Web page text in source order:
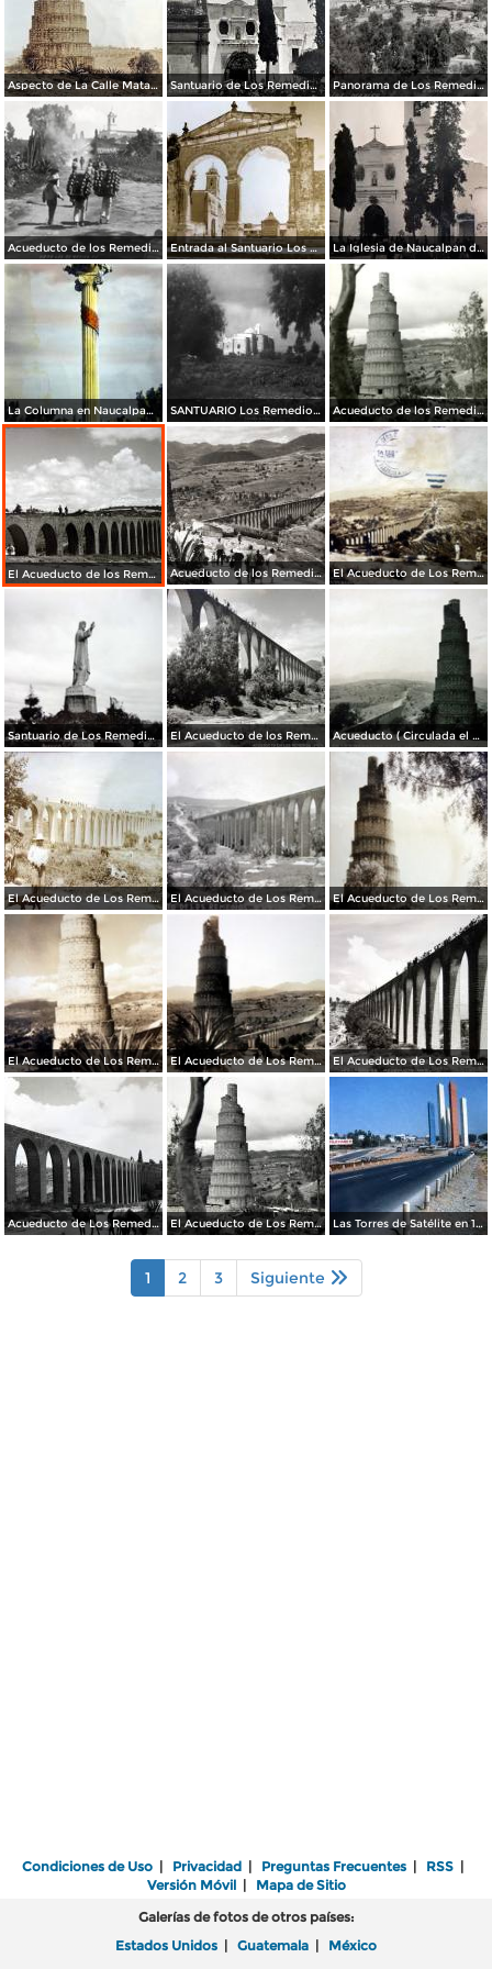
Aspecto de La Calle Matamoros ( Circulada el 21 de Julio de 1931 ). Santuario de Los Remedios Naucalpan de Juárez, Edo de México. Panorama de Los Remedios.
Acueducto de los Remedios Entrada al Santuario Los Remedios Naucalpan de Juárez Edo de México. La Iglesia de Naucalpan de Juárez, Edo de México Por el Fotógrafo Hugo Brehme.
La Columna en Naucalpan de Juárez, Edo de México. SANTUARIO Los Remedios Naucalpan de Juárez Edo de México. Acueducto de los Remedios
El Acueducto de los Remedios. Acueducto de los Remedios El Acueducto de Los Remedios Por el fotografo Hugo Brehme Circulada el 1 de Abril de 1929 ).
Santuario de Los Remedios. El Acueducto de los Remedios. Acueducto ( Circulada el 23de marzo de 1936 ).
El Acueducto de Los Remedios ( Fechada el 23 de Agosto de 1948 ). El Acueducto de Los Remedios. El Acueducto de Los Remedios.
El Acueducto de Los Remedios El Acueducto de Los Remedios El Acueducto de Los Remedios
Acueducto de Los Remedios El Acueducto de Los Remedios Las Torres de Satélite en 1966
1 2 3 Siguiente
Condiciones de Uso | Privacidad | Preguntas Frecuentes | RSS |
Versión Móvil| Mapa de Sitio
Galerías de fotos de otros países:
Estados Unidos | Guatemala | México